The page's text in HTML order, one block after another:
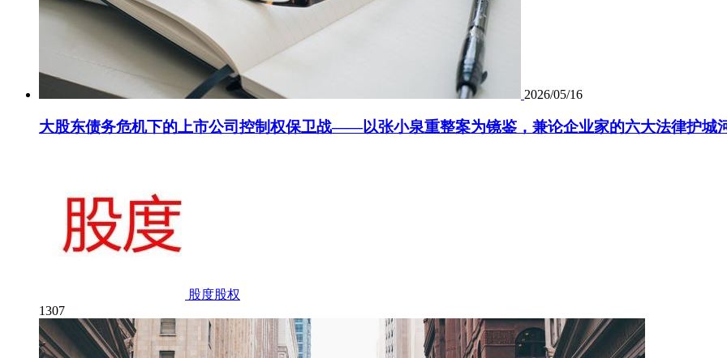
2026/05/16
大股东债务危机下的上市公司控制权保卫战——以张小泉重整案为镜鉴，兼论企业家的六大法律护城
股度股权
1307